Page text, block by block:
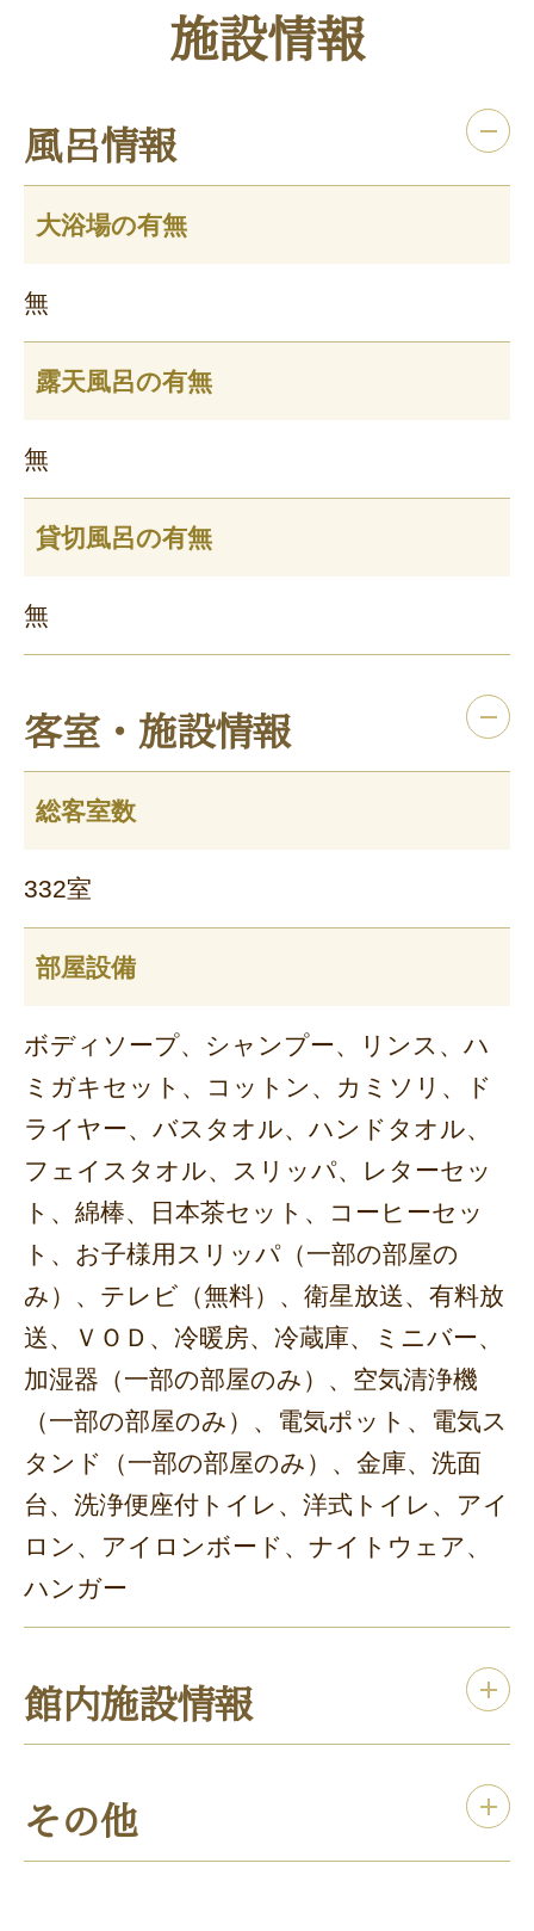
施設情報
風呂情報
大浴場の有無
無
露天風呂の有無
無
貸切風呂の有無
無
客室・施設情報
総客室数
332室
部屋設備
ボディソープ、シャンプー、リンス、ハ
ミガキセット、コットン、カミソリ、ド
ライヤー、バスタオル、ハンドタオル、
フェイスタオル、スリッパ、レターセッ
ト、綿棒、日本茶セット、コーヒーセッ
ト、お子様用スリッパ（一部の部屋の
み）、テレビ（無料）、衛星放送、有料放
送、ＶＯＤ、冷暖房、冷蔵庫、ミニバー、
加湿器（一部の部屋のみ）、空気清浄機
（一部の部屋のみ）、電気ポット、電気ス
タンド（一部の部屋のみ）、金庫、洗面
台、洗浄便座付トイレ、洋式トイレ、アイ
ロン、アイロンボード、ナイトウェア、
ハンガー
館内施設情報
その他